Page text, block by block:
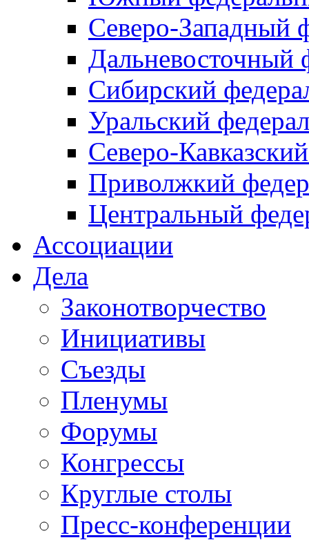
Северо-Западный
Дальневосточный
Сибирский
Уральский
Северо-
Приволжкий
Центральный
Ассоциации
Дела
Законотворчество
Инициативы
Съезды
Пленумы
Форумы
Конгрессы
Круглые столы
Пресс-конференции